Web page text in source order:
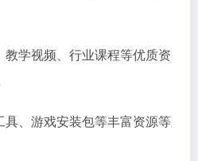
学视频、行业课程等优质资
、游戏安装包等丰富资源等